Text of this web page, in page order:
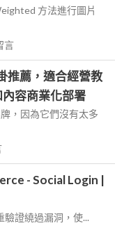
方法進行圖片
言
推薦，適合經營教
容商業化部署
，因為它們沒有太多
- Social Login |
證繞過漏洞，使...